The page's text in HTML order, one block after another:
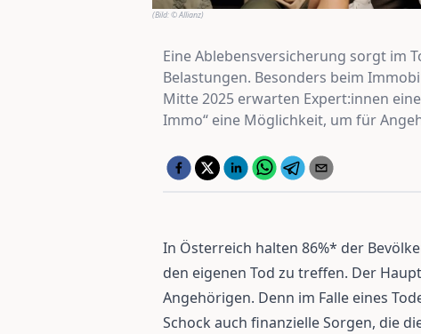
(Bild:© Allianz)
Eine Ablebensversicherung sorgt im
Belastungen. Besonders beim
Mitte 2025 erwarten Expert:innen
Immo“ eine Möglichkeit, um für
In Österreich halten 86%* der
den eigenen Tod zu treffen. Der
Angehörigen. Denn im Falle eines
Schock auch finanzielle Sorgen, die